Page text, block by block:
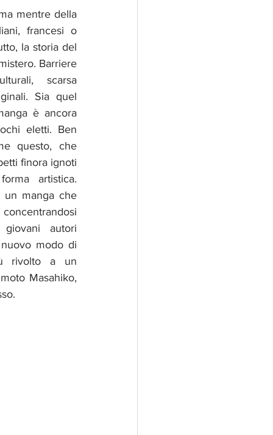
mentre della
francesi o
la storia del
Barriere
scarsa
Sia quel
è ancora
eletti. Ben
questo, che
finora ignoti
artistica.
un manga che
autori
modo di
rivolto a un
Masahiko,